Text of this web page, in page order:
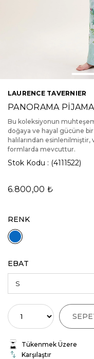
LAURENCE TAVERNIER
PANORAMA
Bu koleksiyonun muhteşem
doğaya ve hayal gücüne
halılarından
formlarda mevcuttur.
Stok Kodu (4111522)
6.800,00 ₺
RENK
EBAT
Tükenmek Üzere
Karşılaştır